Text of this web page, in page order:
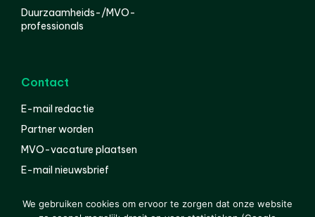
Duurzaamheids-/MVO-
professionals
Contact
E-mail redactie
Partner worden
MVO-vacature plaatsen
E-mail nieuwsbrief
We gebruiken cookies om ervoor te zorgen dat onze website